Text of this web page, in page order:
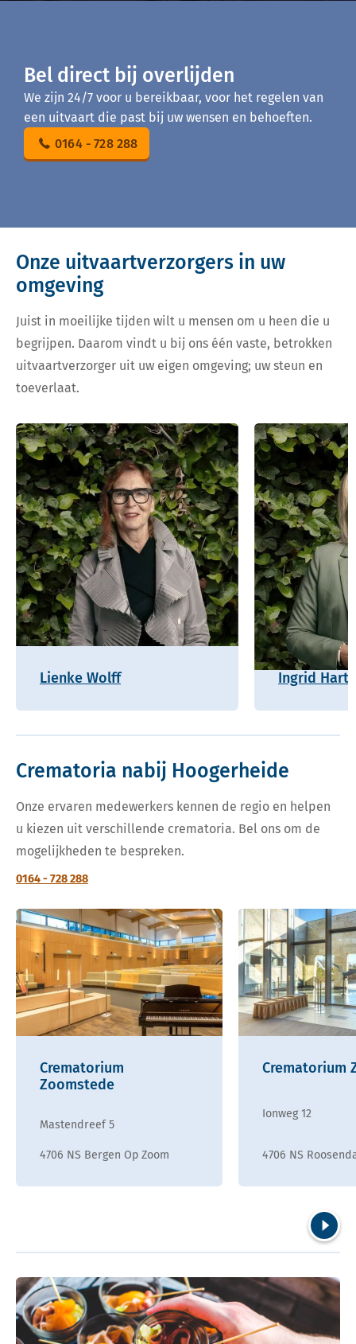
Bel direct bij overlijden
We zijn 24/7 voor u bereikbaar, voor het regelen van
een uitvaart die past bij uw wensen en behoeften.
0164 - 728 288
Onze uitvaartverzorgers in uw
omgeving
Juist in moeilijke tijden wilt u mensen om u heen die u
begrijpen. Daarom vindt u bij ons één vaste, betrokken
uitvaartverzorger uit uw eigen omgeving; uw steun en
toeverlaat.
Lienke Wolff Ingrid
Crematoria nabij Hoogerheide
Onze ervaren medewerkers kennen de regio en helpen
u kiezen uit verschillende crematoria. Bel ons om de
mogelijkheden te bespreken.
0164 - 728 288
Crematorium
Zoomstede
Mastendreef 5
4706 NS Bergen Op Zoom
Crematorium
Ionweg 12
4706 NS